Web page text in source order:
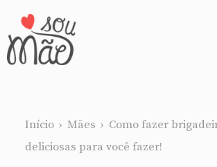
Pular
para
Início › Mães › Como fazer
deliciosas para você fazer!